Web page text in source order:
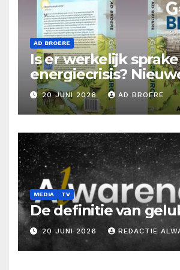
AD BROERE
Is er werkelijk
energiecrisis?
Ad Broere
20 JUNI 2026 AD BROERE
MEDIA TV
De definitie van
20 JUNI 2026 REDACTIE